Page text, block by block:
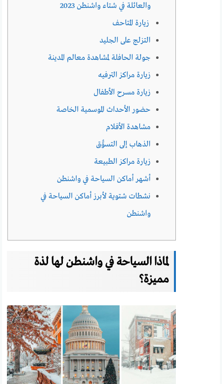
والعائلة في شتاء واشنطن 2023
زيارة المتاحف
التزلج على الجليد
جولة الحافلة لمشاهدة معالم المدينة
زيارة مراكز الترفيه
زيارة مسرح الأطفال
حضور الأحداث الموسمية الخاصة
مشاهدة الأفلام
الذهاب إلى التسوُّق
زيارة مراكز الطبيعة
أشهر أماكن السياحة في واشنطن
نشطات شتوية لأبرز أماكن السياحة في
واشنطن
لماذا السياحة في واشنطن لها لذة
مميزة؟